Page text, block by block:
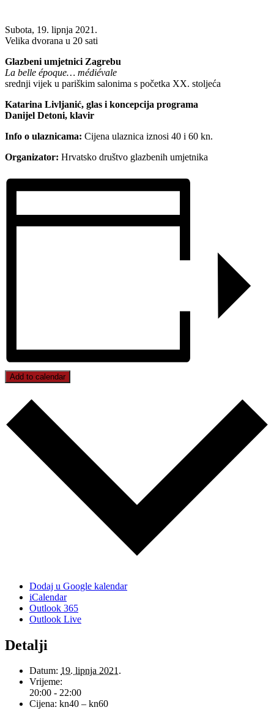
Subota, 19. lipnja 2021.
Velika dvorana u 20 sati
Glazbeni umjetnici Zagrebu
La belle époque… médiévale
srednji vijek u pariškim salonima s početka XX. stoljeća
Katarina Livljanić, glas i koncepcija programa
Danijel Detoni, klavir
Info o ulaznicama: Cijena ulaznica iznosi 40 i 60 kn.
Organizator: Hrvatsko društvo glazbenih umjetnika
Add to calendar
Dodaj u Google kalendar
iCalendar
Outlook 365
Outlook Live
Detalji
Datum: 19. lipnja 2021.
Vrijeme:
20:00 - 22:00
Cijena: kn40 – kn60